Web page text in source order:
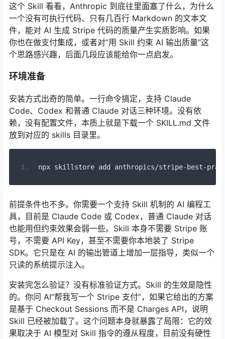
这个 Skill 看看，Anthropic 到底往里面塞了什么，为什么
一个没有可执行代码、只有几百行 Markdown 的文本文
件，能对 AI 生成 Stripe 代码的质量产生实质影响。如果
你也在做支付集成，或者对“用 Skill 约束 AI 输出质量”这
个思路感兴趣，后面几段应该能给你一点启发。
环境准备
安装方式出奇的简单。一行命令搞定，支持 Claude
Code、Codex 和普通 Claude 对话三种环境。没有依
赖，没有配置文件，本质上就是下载一个 SKILL.md 文件
放到对应的 skills 目录里。
npx skillstore add anthropics/stripe- best-
前提条件也不多。你需要一个支持 Skill 机制的 AI 编程工
具，目前是 Claude Code 或 Codex，普通 Claude 对话
也能用但约束效果会弱一些。Skill 本身不需要 Stripe 账
号，不需要 API Key，甚至不需要你本地装了 Stripe
SDK。它只是在 AI 的输出管道上增加一层指导，类似一个
只读的系统提示注入。
安装完怎么验证？没有标准验证方式。Skill 的生效是隐性
的。你问 AI“帮我写一个 Stripe 支付”，如果它给出的方案
是基于 Checkout Sessions 而不是 Charges API，说明
Skill 已经被加载了。这个问题本身就暴露了局限：它的效
果取决于 AI 模型对 Skill 指令的遵从程度，目前没有硬性